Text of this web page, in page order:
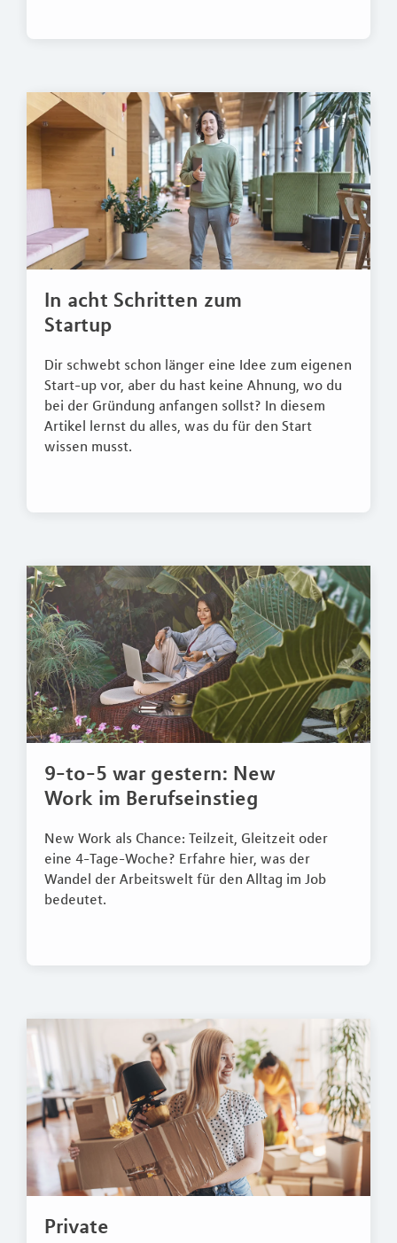
In acht Schritten zum
Startup
Dir schwebt schon länger eine Idee zum eigenen
Start-up vor, aber du hast keine Ahnung, wo du
bei der Gründung anfangen sollst? In diesem
Artikel lernst du alles, was du für den Start
wissen musst.
9-to-5 war gestern: New
Work im Berufseinstieg
New Work als Chance: Teilzeit, Gleitzeit oder
eine 4-Tage-Woche? Erfahre hier, was der
Wandel der Arbeitswelt für den Alltag im Job
bedeutet.
Private